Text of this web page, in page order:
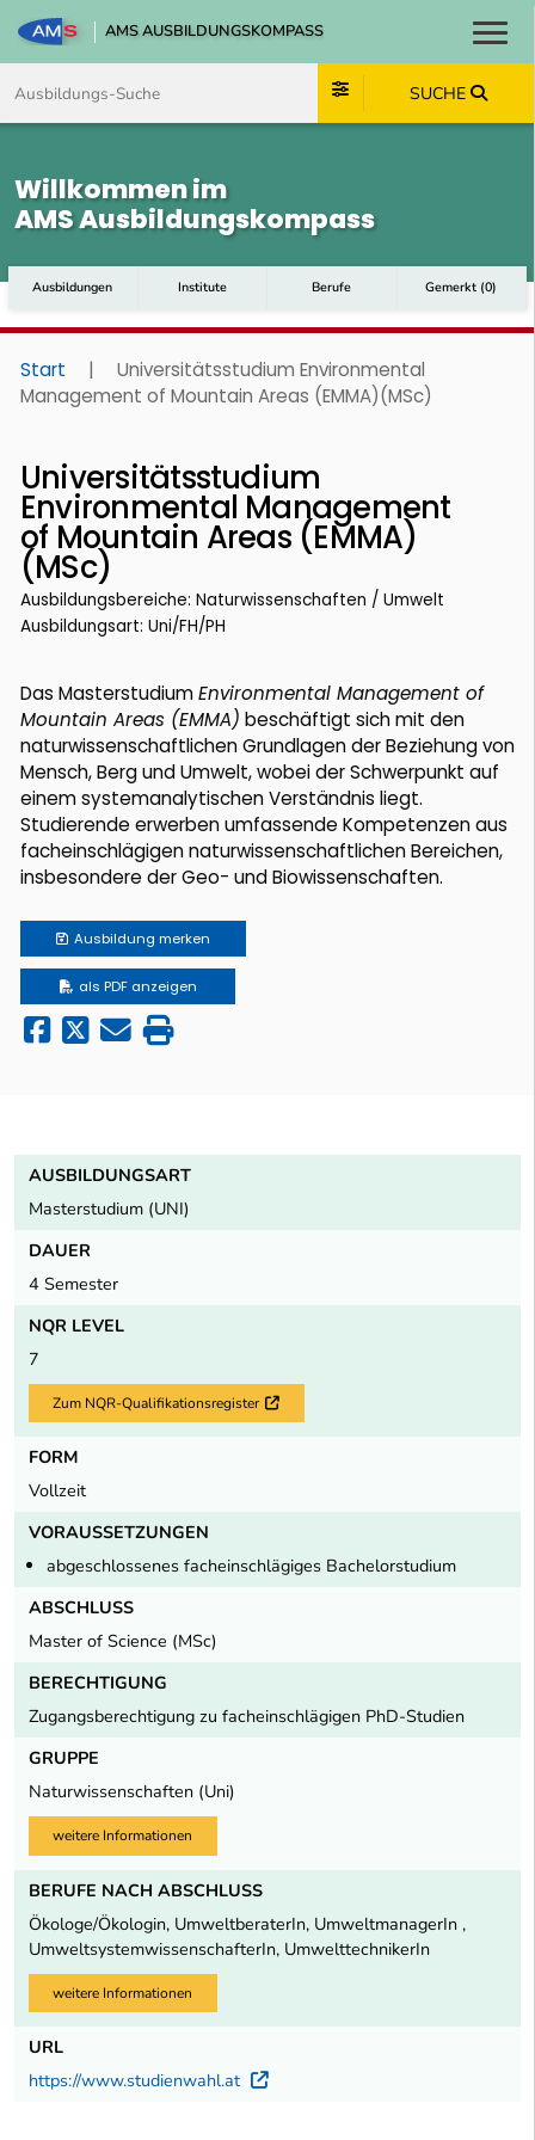
AMS AUSBILDUNGSKOMPASS
SUCHE
Willkommen im
AMS Ausbildungskompass
Ausbildungen Institute Berufe Gemerkt (0)
Start |
Universitätsstudium Environmental
Management of Mountain Areas (EMMA)(MSc)
Universitätsstudium
Environmental Management
of Mountain Areas (EMMA)
(MSc)
Ausbildungsbereiche: Naturwissenschaften / Umwelt
Ausbildungsart: Uni/FH/PH
Das MasterstudiumEnvironmental Management of
Mountain Areas (EMMA) beschäftigt sich mit den
naturwissenschaftlichen Grundlagen der Beziehung von
Mensch, Berg und Umwelt, wobei der Schwerpunkt auf
einem systemanalytischen Verständnis liegt.
Studierende erwerben umfassende Kompetenzen aus
facheinschlägigen naturwissenschaftlichen Bereichen,
insbesondere der Geo- und Biowissenschaften.
Ausbildung merken
als PDF anzeigen
AUSBILDUNGSART
Masterstudium (UNI)
DAUER
4 Semester
NQR LEVEL
7
Zum NQR-Qualifikationsregister Externer Link
FORM
Vollzeit
VORAUSSETZUNGEN
abgeschlossenes facheinschlägiges Bachelorstudium
ABSCHLUSS
Master of Science (MSc)
BERECHTIGUNG
Zugangsberechtigung zu facheinschlägigen PhD-Studien
GRUPPE
Naturwissenschaften (Uni)
weitere Informationen
BERUFE NACH ABSCHLUSS
Ökologe/Ökologin, UmweltberaterIn, UmweltmanagerIn ,
UmweltsystemwissenschafterIn, UmwelttechnikerIn
weitere Informationen
URL
https://www.studienwahl.at
Externer Link